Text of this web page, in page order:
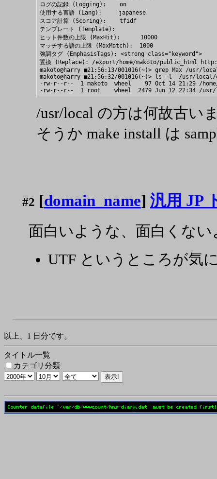
ログの記録 (Logging):    on
使用する言語 (Lang):     japanese
スコア計算 (Scoring):    tfidf
テンプレート (Template):
ヒット件数の上限 (MaxHit):      10000
マッチする語の上限 (MaxMatch):  1000
強調タグ (EmphasisTags): <strong class="keyword">
置換 (Replace): /export/home/makoto/public_html
makoto@harry ■21:56:13/001016(~)> grep Max /usr/
makoto@harry ■21:56:32/001016(~)> ls -l  /usr/local/
-rw-r--r--  1 makoto  wheel    97 Oct 14 21:29 /home/
/usr/local の方は何故古い
そうか make install は
#2 [domain_name] 汎用 JP
面白いような、面白くない
UTF というところが気
以上、1 日分です。
タイトル一覧
カテゴリ分類